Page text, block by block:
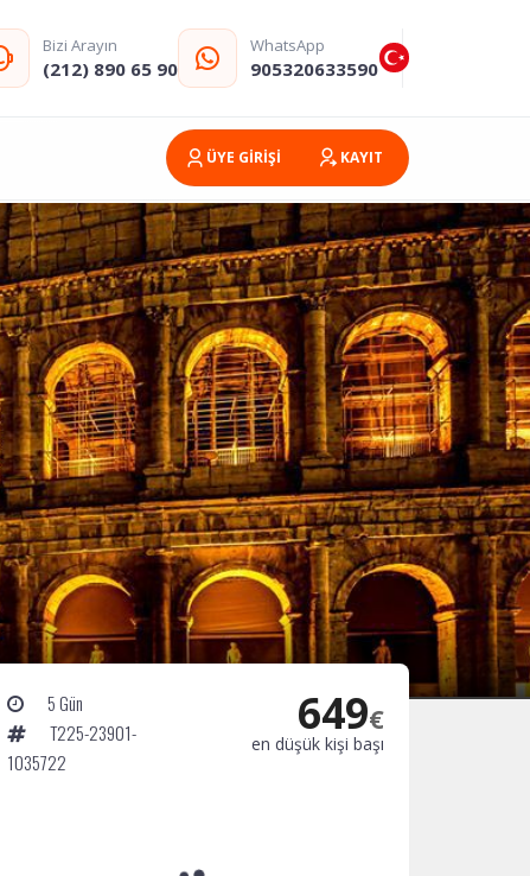
Bizi Arayın
(212) 890 65 90
WhatsApp
905320633590
ÜYE GİRİŞİ KAYIT
5 Gün
T225-23901-
1035722
649€
en düşük kişi başı